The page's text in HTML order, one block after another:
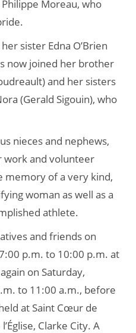
Moreau, who
sister Edna O’Brien
now joined her brother
and her sisters
(Gerald Sigouin), who
nieces and nephews,
work and volunteer
memory of a very kind,
woman as well as a
athlete.
and friends on
p.m. to 10:00 p.m. at
on Saturday,
to 11:00 a.m., before
at Saint Cœur de
Clarke City. A